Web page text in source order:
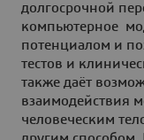
долгосрочной
компьютерное
потенциалом и
тестов и
также даёт
взаимодействия
человеческим